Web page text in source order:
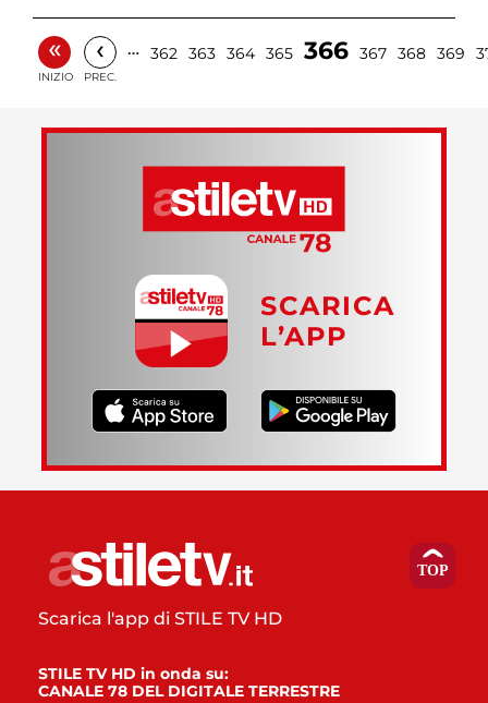
«
INIZIO
‹
PREC.
… 362 363 364 365 366 367 368 369
SCARICA
L’APP
Scarica l'app di STILE TV HD
STILE TV HD in onda su:
CANALE 78 DEL DIGITALE TERRESTRE